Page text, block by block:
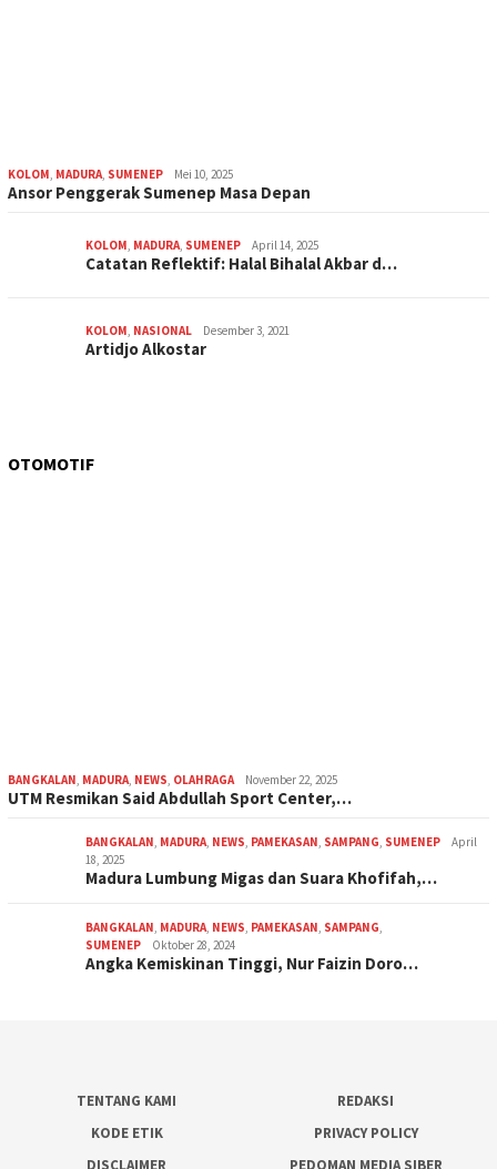
KOLOM, MADURA, SUMENEP Mei 10, 2025
Ansor Penggerak Sumenep Masa Depan
KOLOM, MADURA, SUMENEP April 14, 2025
Catatan Reflektif: Halal Bihalal Akbar d…
KOLOM, NASIONAL Desember 3, 2021
Artidjo Alkostar
OTOMOTIF
BANGKALAN, MADURA, NEWS, OLAHRAGA November 22, 2025
UTM Resmikan Said Abdullah Sport Center,…
BANGKALAN, MADURA, NEWS, PAMEKASAN, SAMPANG, SUMENEP
April
18, 2025
Madura Lumbung Migas dan Suara Khofifah,…
BANGKALAN, MADURA, NEWS, PAMEKASAN, SAMPANG,
SUMENEP
Oktober 28, 2024
Angka Kemiskinan Tinggi, Nur Faizin Doro…
TENTANG KAMI
REDAKSI
KODE ETIK
PRIVACY POLICY
DISCLAIMER
PEDOMAN MEDIA SIBER